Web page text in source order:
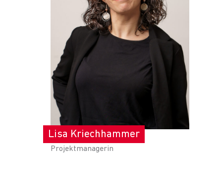
Lisa Kriechhammer
Projektmanagerin